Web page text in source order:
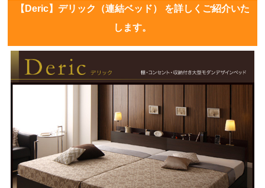
【Deric】デリック（連結ベッド） を詳しくご紹介いた
します。